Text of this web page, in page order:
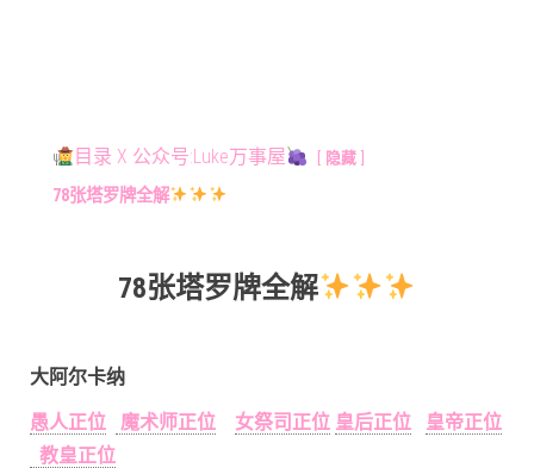
目录 X 公众号:Luke万事屋 隐藏
78张塔罗牌全解
78张塔罗牌全解
大阿尔卡纳
愚人正位
魔术师正位 女祭司正位 皇后正位
皇帝正位
教皇正位